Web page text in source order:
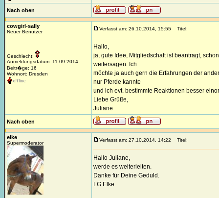
Nach oben
cowgirl-sally
Neuer Benutzer
Geschlecht:
Anmeldungsdatum: 11.09.2014
Beitr�ge: 16
Wohnort: Dresden
Verfasst am: 26.10.2014, 15:55 Titel:
Hallo,
ja, gute Idee, Mitgliedschaft ist beantragt,
weitersagen. Ich
möchte ja auch gern die Erfahrungen der
nur Pferde kannte
und ich evt. bestimmte Reaktionen besser
Liebe Grüße,
Juliane
Nach oben
elke
Supermoderator
Verfasst am: 27.10.2014, 14:22 Titel:
Hallo Juliane,
werde es weiterleiten.
Danke für Deine Geduld.
LG Elke